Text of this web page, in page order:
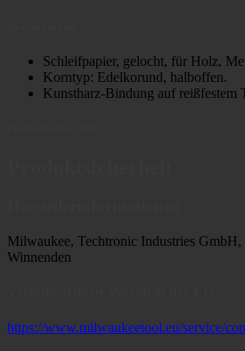
Schleifpapier, gelocht, für Holz,
Korntyp: Edelkorund, halboffen.
Kunstharz-Bindung auf reißfestem
Milwaukee, Techtronic Industries
Winnenden
https://www.milwaukeetool.eu/service/